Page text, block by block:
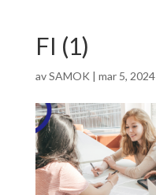
FI (1)
avSAMOK | mar 5, 2024